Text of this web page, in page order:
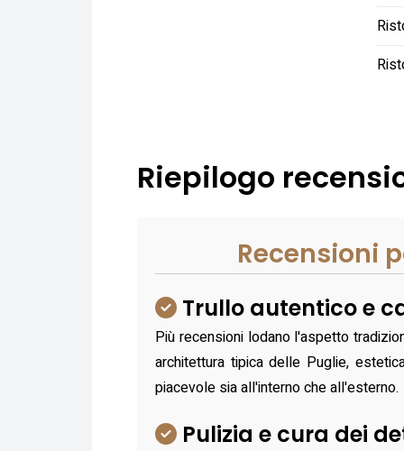
Riepilogo
Recensioni
Trullo autentico e
Più recensioni lodano l'aspetto
architettura tipica delle Puglie,
piacevole sia all'interno che all'esterno.
Pulizia e cura dei